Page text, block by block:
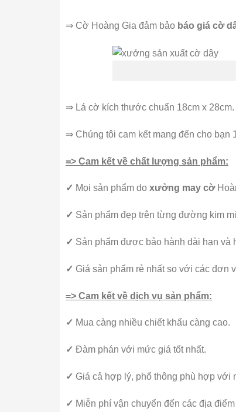
⇒ Cờ Hoàng Gia đảm bảo báo giá cờ
⇒ Lá cờ kích thước chuẩn 18cm x 28cm.
⇒ Chúng tôi cam kết mang đến cho bạn
=> Cam kết về chất lượng sản phẩm:
✓ Mọi sản phẩm do xưởng may cờ
✓ Sản phẩm đẹp trên từng đường kim
✓ Sản phẩm được bảo hành dài hạn và
✓ Giá sản phẩm rẻ nhất so với các đơn
=> Cam kết về dịch vụ sản phẩm:
✓ Mua càng nhiều chiết khấu càng cao.
✓ Đàm phán với mức giá tốt nhất.
✓ Giá cả hợp lý, phổ thông phù hợp với
✓ Miễn phí vận chuyển đến các địa